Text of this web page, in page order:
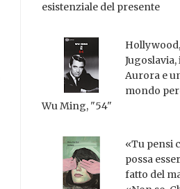
esistenziale del presente
Jugoslavia,
Aurora e
mondo
Wu Ming, "54"
«Tu pensi
possa
fatto del